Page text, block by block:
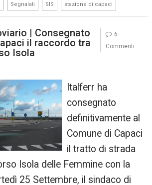
Segnalati SIS stazione di capaci
| Consegnato
il raccordo tra
Isola
Italferr ha
consegnato
definitivamente al
Comune di Capaci
il tratto di strada
Isola delle Femmine con la
25 Settembre, il sindaco di
6
Commenti